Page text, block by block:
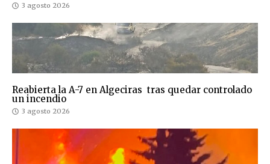
3 agosto 2026
Reabierta la A-7 en Algeciras tras quedar controlado
un incendio
3 agosto 2026